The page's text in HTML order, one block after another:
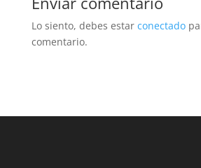
Lo siento, debes estar conectado
comentario.